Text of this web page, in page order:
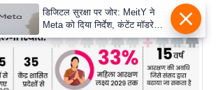
डिजिटल सुरक्षा पर जोर: MeitY ने
Meta को दिया निर्देश, कंटेंट मॉडरेशन
मजबूत करे